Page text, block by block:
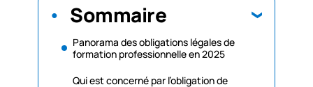
Sommaire
Panorama des obligations légales de
formation professionnelle en 2025
Qui est concerné par l’obligation de